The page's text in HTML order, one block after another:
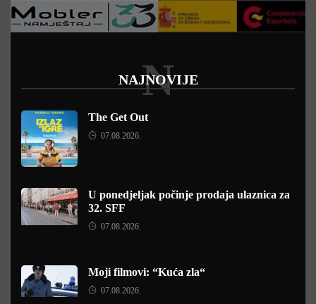
NAJNOVIJE
N
The Get Out
07.08.2026.
U ponedjeljak počinje prodaja ulaznica za
32. SFF
07.08.2026.
Moji filmovi: “Kuća zla“
07.08.2026.